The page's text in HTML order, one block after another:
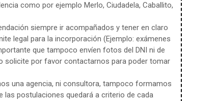
como por ejemplo Merlo, Ciudadela, Caballito,
siempre ir acompañados y tener en claro
legal para la incorporación (Ejemplo: exámenes
que tampoco envíen fotos del DNI ni de
solicite por favor contactarnos para poder tomar
una agencia, ni consultora, tampoco formamos
las postulaciones quedará a criterio de cada